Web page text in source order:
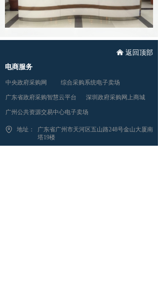
낀 返回顶部
电商服务
中央政府采购网 综合采购系统电子卖场
广东省政府采购智慧云平台 深圳政府采购网上商城
广州公共资源交易中心电子卖场
地址：
广东省广州市天河区五山路248号金山大厦南
塔19楼